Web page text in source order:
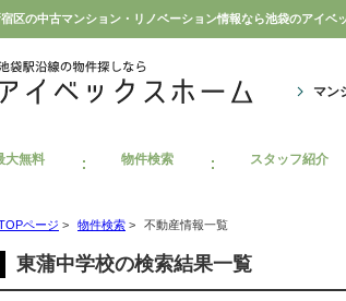
区の中古マンション・リノベーション情報なら池袋のアイベ
マン
大無料 物件検索 スタッフ紹介
ページ > 物件検索 > 不動産情報一覧
東蒲中学校の検索結果一覧